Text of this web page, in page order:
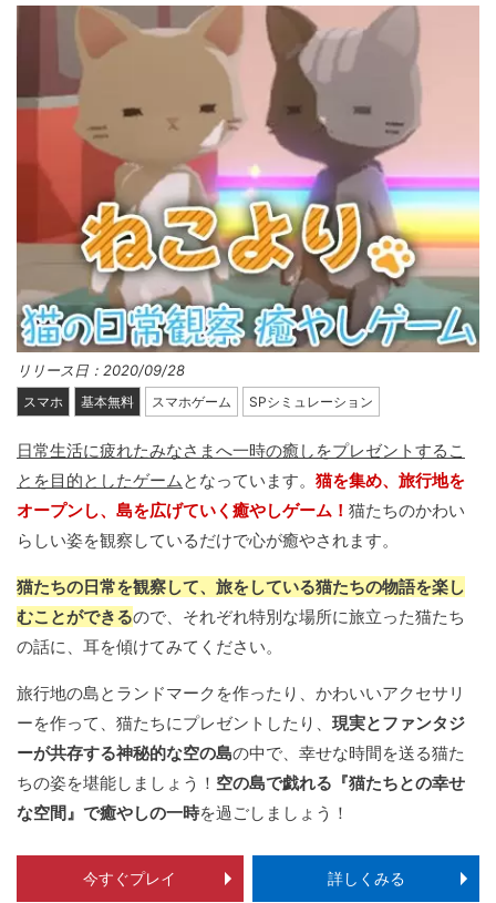
リリース日：2020/09/28
スマホ 基本無料 スマホゲーム SPシミュレーション
日常生活に疲れたみなさまへ一時の癒しをプレゼントするこ
とを目的としたゲームとなっています。 猫を集め、旅行地を
オープンし、島を広げていく癒やしゲーム！ 猫たちのかわい
らしい姿を観察しているだけで心が癒やされます。
猫たちの日常を観察して、旅をしている猫たちの物語を楽し
むことができるので、それぞれ特別な場所に旅立った猫たち
の話に、耳を傾けてみてください。
旅行地の島とランドマークを作ったり、かわいいアクセサリ
ーを作って、猫たちにプレゼントしたり、 現実とファンタジ
ーが共存する神秘的な空の島の中で、幸せな時間を送る猫た
ちの姿を堪能しましょう！ 空の島で戯れる『猫たちとの幸せ
な空間』で癒やしの一時を過ごしましょう！
今すぐプレイ 詳しくみる